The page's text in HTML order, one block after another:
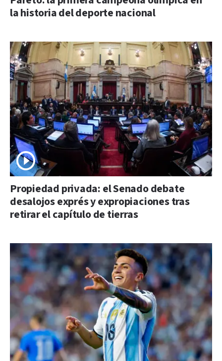
la historia del deporte nacional
Propiedad privada: el Senado debate
desalojos exprés y expropiaciones tras
retirar el capítulo de tierras